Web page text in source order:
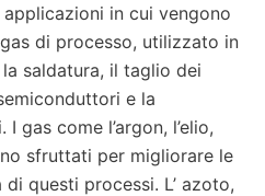
in cui vengono
di processo, utilizzato in
saldatura, il taglio dei
e la
gas come l’argon, l’elio,
sfruttati per migliorare le
questi processi. L’ azoto,